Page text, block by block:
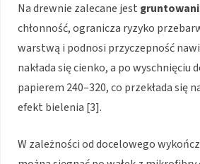
Na drewnie zalecane jest
chłonność, ogranicza ryzyko
warstwą i podnosi przyczepność
nakłada się cienko, a po wyschnięciu
papierem 240–320, co przekłada się
efekt bielenia [3].
W zależności od docelowego